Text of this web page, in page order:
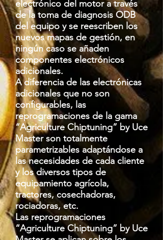
electrónico del motor a través
de la toma de diagnosis ODB
del equipo y se reescriben los
nuevos mapas de gestión, en
ningún caso se añaden
componentes electrónicos
adicionales.
A diferencia de las electrónicas
adicionales que no son
configurables, las
reprogramaciones de la gama
“Agriculture Chiptuning” by Uce
Master son totalmente
parametrizables adaptándose a
las necesidades de cada cliente
y los diversos tipos de
equipamiento agrícola,
tractores, cosechadoras,
rociadoras, etc.
Las reprogramaciones
“Agriculture Chiptuning” by Uce